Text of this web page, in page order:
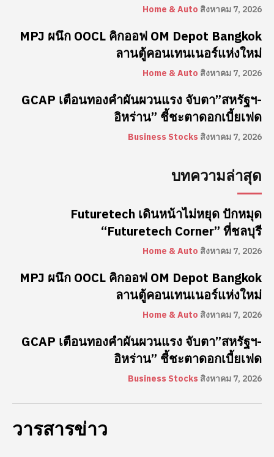
Home & Auto สิงหาคม 7, 2026
MPJ ผนึก OOCL คิกออฟ OM Depot Bangkok
ลานตู้คอนเทนเนอร์แห่งใหม่
Home & Auto สิงหาคม 7, 2026
GCAP เตือนทองคำผันผวนแรง จับตา”สหรัฐฯ-
อิหร่าน” ชี้ชะตาดอกเบี้ยเฟด
Business Stocks สิงหาคม 7, 2026
บทความล่าสุด
Futuretech เดินหน้าไม่หยุด ปักหมุด
“Futuretech Corner” ที่ชลบุรี
Home & Auto สิงหาคม 7, 2026
MPJ ผนึก OOCL คิกออฟ OM Depot Bangkok
ลานตู้คอนเทนเนอร์แห่งใหม่
Home & Auto สิงหาคม 7, 2026
GCAP เตือนทองคำผันผวนแรง จับตา”สหรัฐฯ-
อิหร่าน” ชี้ชะตาดอกเบี้ยเฟด
Business Stocks สิงหาคม 7, 2026
วารสารข่าว